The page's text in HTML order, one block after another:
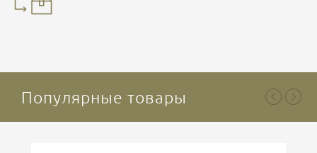
подготовки счета.
Популярные товары